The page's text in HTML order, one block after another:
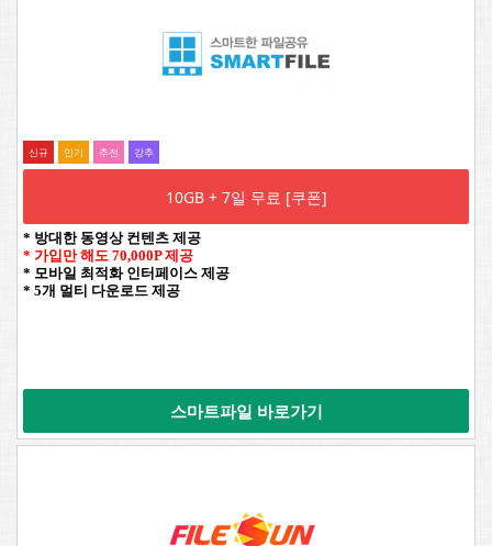
신규 인기 추전 강추
10GB + 7일 무료 [쿠폰]
* 방대한 동영상 컨텐츠 제공
* 가입만 해도 70,000P 제공
* 모바일 최적화 인터페이스 제공
* 5개 멀티 다운로드 제공
스마트파일 바로가기